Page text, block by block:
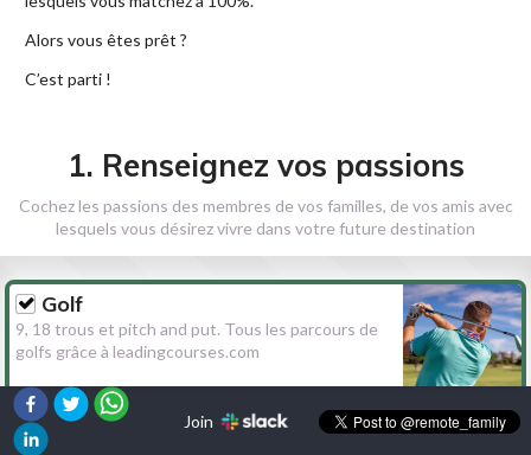
Alors vous êtes prêt ?
C’est parti !
1. Renseignez vos passions
Cochez les passions des membres de vos familles, de vos amis avec
lesquels vous désirez vivre dans votre future destination
Golf
9, 18 trous et pitch and put. Tous les parcours de
golfs grâce à leadingcourses.com
Randonnée
Join